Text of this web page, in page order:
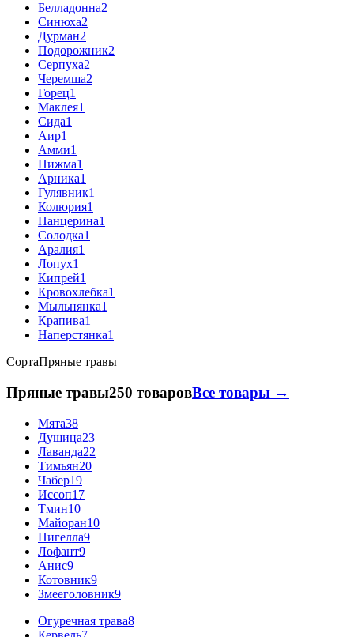
Белладонна2
Синюха2
Дурман2
Подорожник2
Серпуха2
Черемша2
Горец1
Маклея1
Сида1
Аир1
Амми1
Пижма1
Арника1
Гулявник1
Колюрия1
Панцерина1
Солодка1
Аралия1
Лопух1
Кипрей1
Кровохлебка1
Мыльнянка1
Крапива1
Наперстянка1
СортаПряные травы
Пряные травы250 товаровВсе товары →
Мята38
Душица23
Лаванда22
Тимьян20
Чабер19
Иссоп17
Тмин10
Майоран10
Нигелла9
Лофант9
Анис9
Котовник9
Змееголовник9
Огуречная трава8